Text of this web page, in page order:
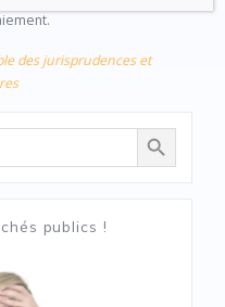
des jurisprudences et
Search Button
publics !